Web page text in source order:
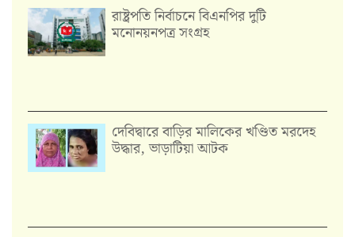
রাষ্ট্রপতি নির্বাচনে বিএনপির দুটি
মনোনয়নপত্র সংগ্রহ
দেবিদ্বারে বাড়ির মালিকের খণ্ডিত মরদেহ
উদ্ধার, ভাড়াটিয়া আটক